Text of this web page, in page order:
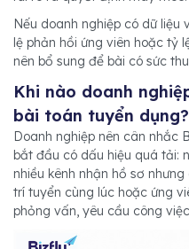
Nếu doanh nghiệp có dữ
lệ phản hồi ứng viên hoặc tỷ
nên bổ sung để bài có sức
Khi nào doanh
bài toán tuyển dụng?
Doanh nghiệp nên cân nhắc
bắt đầu có dấu hiệu quá tải:
nhiều kênh nhận hồ sơ
trí tuyển cùng lúc hoặc ứng
phỏng vấn, yêu cầu công